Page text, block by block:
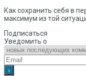
Как сохранить себя в
максимум из той
Подписаться
Уведомить о